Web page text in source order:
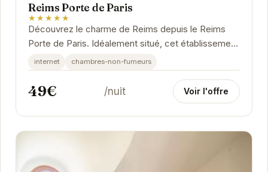
Reims Porte de Paris
★★★★★
Découvrez le charme de Reims depuis le Reims
Porte de Paris. Idéalement situé, cet établissement
vous permettra de profiter pleinement de la...
internet chambres-non-fumeurs
49€ /nuit Voir l'offre